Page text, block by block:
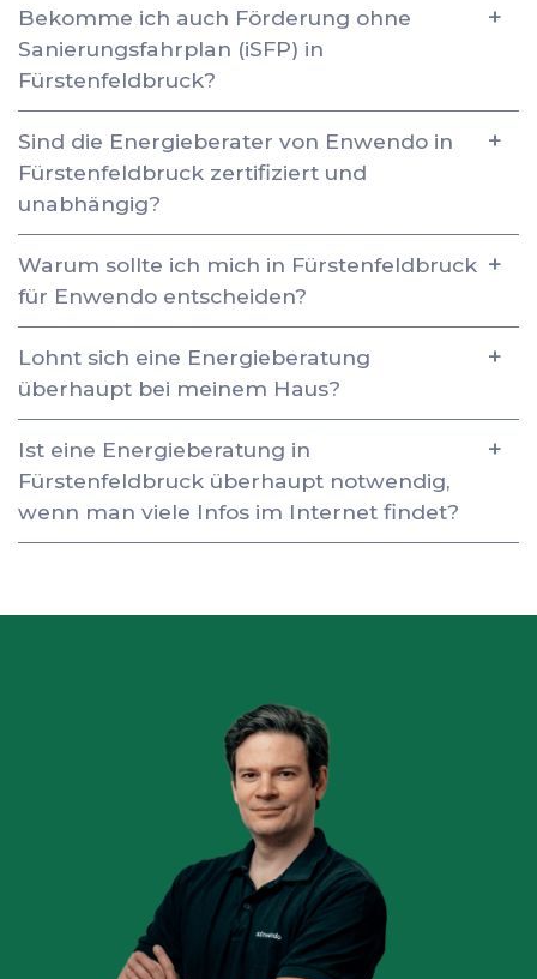
Bekomme ich auch Förderung ohne
Sanierungsfahrplan (iSFP) in
Fürstenfeldbruck?
Sind die Energieberater von Enwendo in
Fürstenfeldbruck zertifiziert und
unabhängig?
Warum sollte ich mich in Fürstenfeldbruck
für Enwendo entscheiden?
Lohnt sich eine Energieberatung
überhaupt bei meinem Haus?
Ist eine Energieberatung in
Fürstenfeldbruck überhaupt notwendig,
wenn man viele Infos im Internet findet?